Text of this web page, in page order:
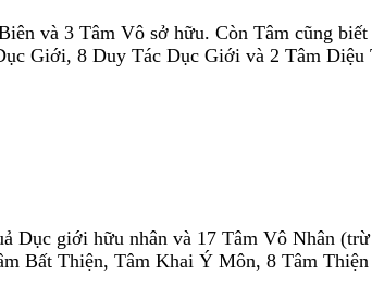
và 3 Tâm Vô sở hữu. Còn Tâm cũng biết
Giới, 8 Duy Tác Dục Giới và 2 Tâm Diệu
Dục giới hữu nhân và 17 Tâm Vô Nhân
Bất Thiện, Tâm Khai Ý Môn, 8 Tâm